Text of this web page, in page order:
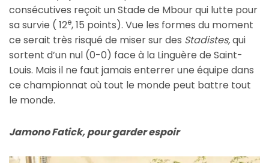
consécutives reçoit un Stade de Mbour qui lutte pour
sa survie ( 12e, 15 points). Vue les formes du moment
ce serait très risqué de miser sur des Stadistes,qui
sortent d’un nul (0-0) face à la Linguère de Saint-
Louis. Mais il ne faut jamais enterrer une équipe dans
ce championnat où tout le monde peut battre tout
le monde.
Jamono Fatick, pour garder espoir